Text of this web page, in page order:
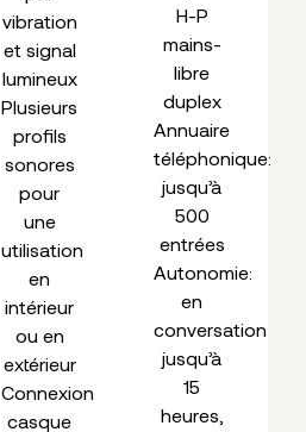
vibration
et signal
lumineux
Plusieurs
profils
sonores
pour
une
utilisation
en
intérieur
ou en
extérieur
Connexion
casque
H-P
mains-
libre
duplex
Annuaire
téléphonique:
jusqu’à
500
entrées
Autonomie:
en
conversation
jusqu’à
15
heures,